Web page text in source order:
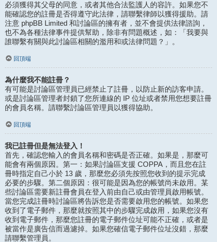
必須獲得其父母的同意，或者其他合法監護人的容許。如果您不
能確認您的註冊是否得遵守此法律，請聯繫律師以獲得援助。請
注意 phpBB Limited 和討論區的擁有者，並不會提供法律諮詢，
也不為各種法律事件提供幫助，除非有問題概述，如：「我要與
誰聯繫有關與此討論區相關的濫用和或法律問題？」。
回頂端
為什麼我不能註冊？
有可能是討論區管理員已經禁止了註冊，以防止新的訪客申請。
或是討論區管理者封鎖了您所連線的 IP 位址或者禁用您想要註冊
的會員名稱。請聯繫討論區管理員以獲得協助。
回頂端
我已註冊但是無法登入！
首先，確認您輸入的會員名稱和密碼是否正確。如果是，那麼可
能會有兩個原因。第一：如果討論區支援 COPPA，而且您在註
冊時指定自己小於 13 歲，那麼您必須先按照您收到的提示完成
必要的步驟。第二個原因：很可能是因為您的帳號尚未啟用。某
些討論區需要新註冊會員在登入前由自己或由管理員啟用帳號。
當您完成註冊時討論區將告訴您是否需要啟用您的帳號。如果您
收到了電子郵件，那麼就按照其中的步驟完成啟用，如果您沒有
收到電子郵件，那麼您註冊的電子郵件位址可能不正確，或者是
被當作是廣告信而過濾掉。如果您確信電子郵件位址沒錯，那麼
請聯繫管理員。